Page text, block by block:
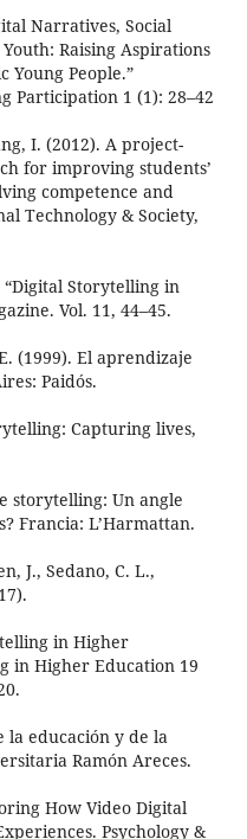
Narratives, Social
Raising Aspirations
Young People.”
Participation 1 (1): 28–42
I. (2012). A project-
for improving students’
competence and
Technology & Society,
“Digital Storytelling in
Vol. 11, 44–45.
(1999). El aprendizaje
Paidós.
Capturing lives,
storytelling: Un angle
Francia: L’Harmattan.
J., Sedano, C. L.,
in Higher
in Higher Education 19
la educación y de la
Ramón Areces.
How Video Digital
Psychology &